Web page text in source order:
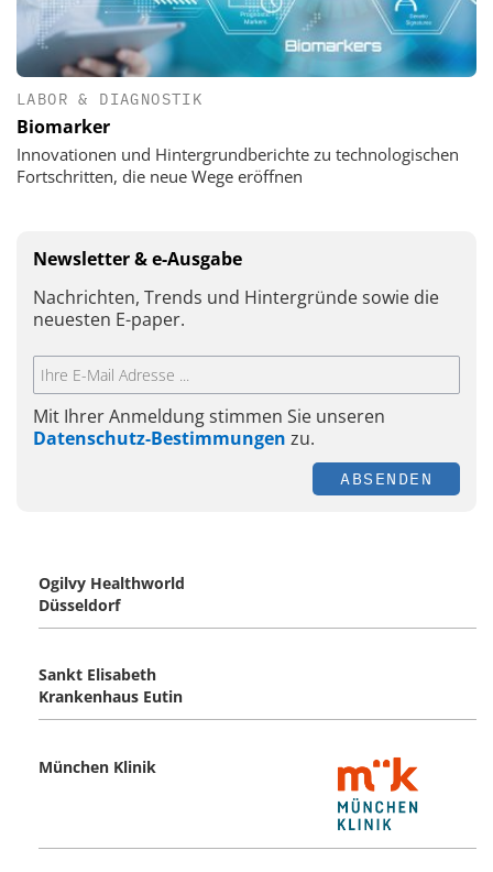
LABOR & DIAGNOSTIK
Biomarker
Innovationen und Hintergrundberichte zu technologischen
Fortschritten, die neue Wege eröffnen
Newsletter & e-Ausgabe
Nachrichten, Trends und Hintergründe sowie die
neuesten E-paper.
Mit Ihrer Anmeldung stimmen Sie unseren
Datenschutz-Bestimmungen zu.
ABSENDEN
Ogilvy Healthworld
Düsseldorf
Sankt Elisabeth
Krankenhaus Eutin
München Klinik